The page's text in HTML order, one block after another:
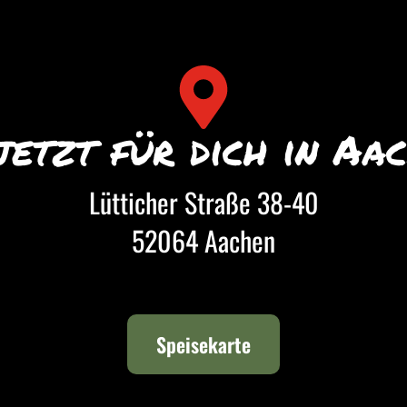
für dich in
Lütticher Straße 38-40
52064 Aachen
Speisekarte